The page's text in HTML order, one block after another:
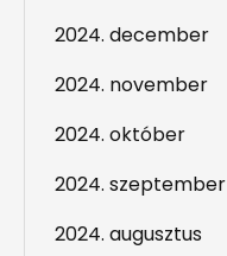
2024. december
2024. november
2024. október
2024. szeptember
2024. augusztus